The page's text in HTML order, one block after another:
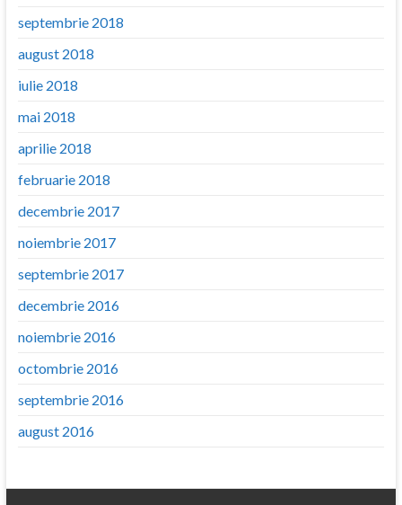
septembrie 2018
august 2018
iulie 2018
mai 2018
aprilie 2018
februarie 2018
decembrie 2017
noiembrie 2017
septembrie 2017
decembrie 2016
noiembrie 2016
octombrie 2016
septembrie 2016
august 2016